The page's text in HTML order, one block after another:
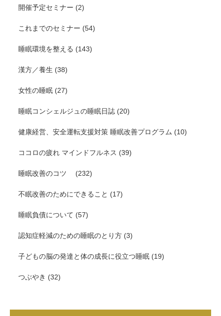
開催予定セミナー (2)
これまでのセミナー (54)
睡眠環境を整える (143)
漢方／養生 (38)
女性の睡眠 (27)
睡眠コンシェルジュの睡眠日誌 (20)
健康経営、安全運転支援対策 睡眠改善プログラム (10)
ココロの疲れ マインドフルネス (39)
睡眠改善のコツ (232)
不眠改善のためにできること (17)
睡眠負債について (57)
認知症軽減のための睡眠のとり方 (3)
子どもの脳の発達と体の成長に役立つ睡眠 (19)
つぶやき (32)